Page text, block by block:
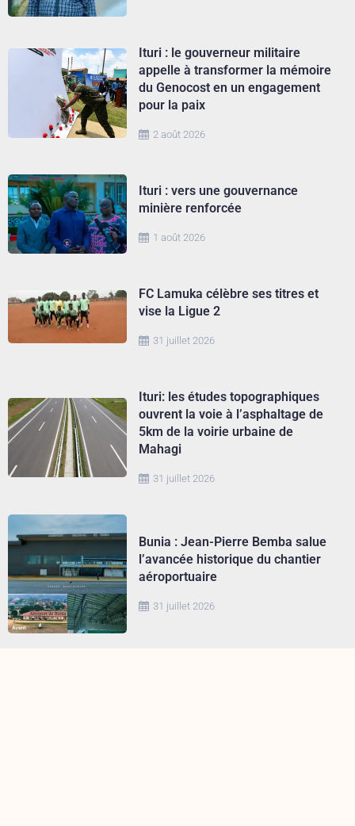
2 août 2026
Ituri : le gouverneur militaire
appelle à transformer la mémoire
du Genocost en un engagement
pour la paix
1 août 2026
Ituri : vers une gouvernance
minière renforcée
31 juillet 2026
FC Lamuka célèbre ses titres et
vise la Ligue 2
31 juillet 2026
Ituri: les études topographiques
ouvrent la voie à l’asphaltage de
5km de la voirie urbaine de
Mahagi
31 juillet 2026
Bunia : Jean-Pierre Bemba salue
l’avancée historique du chantier
aéroportuaire